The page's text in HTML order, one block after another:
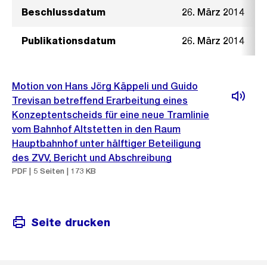
Beschlussdatum 26. März 2014
Publikationsdatum 26. März 2014
Motion von Hans Jörg Käppeli und Guido
Trevisan betreffend Erarbeitung eines
Konzeptentscheids für eine neue Tramlinie
vom Bahnhof Altstetten in den Raum
Hauptbahnhof unter hälftiger Beteiligung
des ZVV, Bericht und Abschreibung
PDF | 5 Seiten | 173 KB
Seite drucken